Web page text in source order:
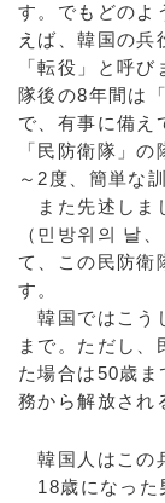
す。でもどのよ
えば、韓国の兵
「転役」と呼
隊後の8年間は
で、有事に備え
「民防衛隊」
～2度、簡単な
また先述しま
（민방위의 날
て、この民防衛
す。
韓国ではこう
まで。ただし、
た場合は50歳
務から解放され
韓国人はこの
18歳になった